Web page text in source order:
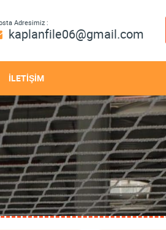
Adresimiz :
kaplanfile06@gmail.com
İLETİŞİM